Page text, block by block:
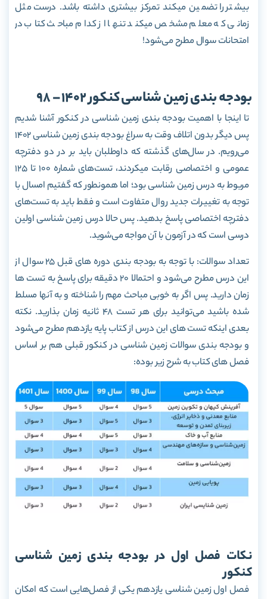
بیشتر را تضمین میکند تمرکز بیشتری داشته باشد. درست مثل
زمانی که معلم مشخص میکند تنها از کدام مباحث کتاب در
امتحانات سوال مطرح می‌شود!
بودجه بندی زمین شناسی کنکور 1402 – 98
تا اینجا با اهمیت بودجه بندی زمین شناسی در کنکور آشنا شدیم
پس دیگر بدون اتلاف وقت به سراغ بودجه بندی زمین شناسی 1402
می‌رویم. در سال‌های گذشته که داوطلبان باید بر در دو دفترچه
عمومی و اختصاصی رقابت میکردند، تست‌های شماره 100 تا 125
مربوط به درس زمین شناسی بود؛ اما همونطور که گفتیم امسال با
توجه به تغییرات جدید روال متفاوت است و فقط باید به تست‌های
دفترچه اختصاصی پاسخ بدهید. پس حالا درس زمین شناسی اولین
درسی است که در آزمون با آن مواجه می‌شوید.
تعداد سوالات: با توجه به بودجه بندی دوره های قبل 25 سوال از
این درس مطرح می‌شود و احتمالا 20 دقیقه برای پاسخ به تست ها
زمان دارید. پس اگر به خوبی مباحث مهم را شناخته و به آنها مسلط
شده باشید می‌توانید برای هر تست 48 ثانیه زمان بذارید. نکته
بعدی اینکه تست های این درس از کتاب پایه یازدهم مطرح می‌شود
و بودجه بندی سوالات زمین شناسی در کنکور قبلی هم بر اساس
فصل های کتاب به شرح زیر بوده:
نکات فصل اول در بودجه بندی زمین شناسی
کنکور
فصل اول زمین شناسی یازدهم یکی از فصل‌هایی است که امکان